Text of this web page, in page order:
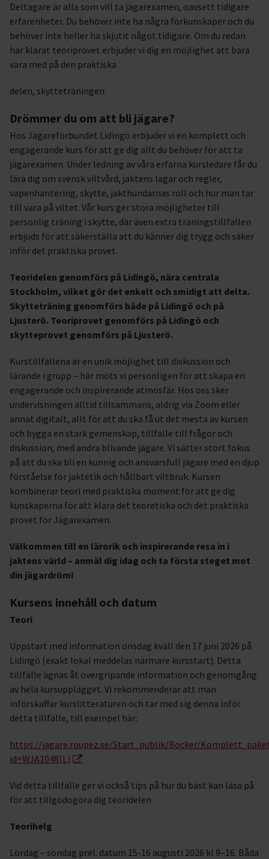
Deltagare är alla som vill ta jägarexamen, oavsett tidigare
erfarenheter. Du behöver inte ha några förkunskaper och du
behöver inte heller ha skjutit något tidigare. Om du redan
har klarat teoriprovet erbjuder vi dig en möjlighet att bara
vara med på den praktiska
delen, skytteträningen.
Drömmer du om att bli jägare?
Hos Jägareförbundet Lidingö erbjuder vi en komplett och
engagerande kurs för att ge dig allt du behöver för att ta
jägarexamen. Under ledning av våra erfarna kursledare får du
lära dig om svensk viltvård, jaktens lagar och regler,
vapenhantering, skytte, jakthundarnas roll och hur man tar
till vara på viltet. Vår kurs ger stora möjligheter till
personlig träning i skytte, där även extra träningstillfällen
erbjuds för att säkerställa att du känner dig trygg och säker
inför det praktiska provet.
Teoridelen genomförs på Lidingö, nära centrala
Stockholm, vilket gör det enkelt och smidigt att delta.
Skytteträning genomförs både på Lidingö och på
Ljusterö. Teoriprovet genomförs på Lidingö och
skytteprovet genomförs på Ljusterö.
Kurstillfällena är en unik möjlighet till diskussion och
lärande i grupp – här möts vi personligen för att skapa en
engagerande och inspirerande atmosfär. Hos oss sker
undervisningen alltid tillsammans, aldrig via Zoom eller
annat digitalt, allt för att du ska få ut det mesta av kursen
och bygga en stark gemenskap, tillfälle till frågor och
diskussion, med andra blivande jägare. Vi sätter stort fokus
på att du ska bli en kunnig och ansvarsfull jägare med en djup
förståelse för jaktetik och hållbart viltbruk. Kursen
kombinerar teori med praktiska moment för att ge dig
kunskaperna för att klara det teoretiska och det praktiska
provet för Jägarexamen.
Välkommen till en lärorik och inspirerande resa in i
jaktens värld – anmäl dig idag och ta första steget mot
din jägardröm!
Kursens innehåll och datum
Teori
Uppstart med information onsdag kväll den 17 juni 2026 på
Lidingö (exakt lokal meddelas närmare kursstart). Detta
tillfälle ägnas åt övergripande information och genomgång
av hela kursupplägget. Vi rekommenderar att man
införskaffar kurslitteraturen och tar med sig denna inför
detta tillfälle, till exempel här:
https://jagare.roupez.se/Start_publik/Bocker/
id=WJA1048(L)
Vid detta tillfälle ger vi också tips på hur du bäst kan läsa på
för att tillgodogöra dig teoridelen.
Teorihelg
Lördag – söndag prel. datum 15-16 augusti 2026 kl 9–16. Båda